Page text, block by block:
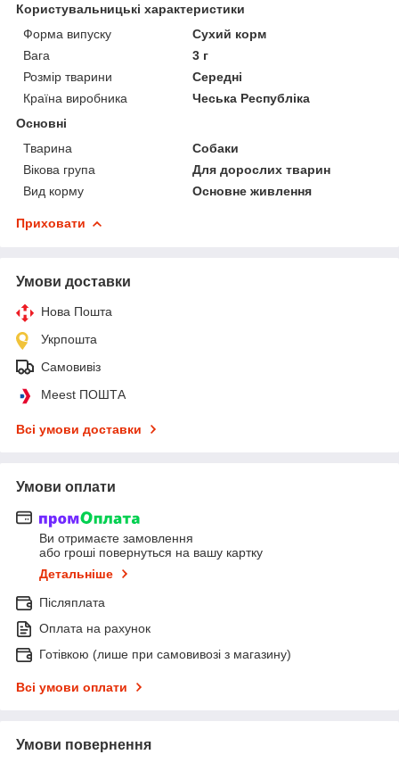
Користувальницькі характеристики
Форма випуску
Сухий корм
Вага
3 г
Розмір тварини
Середні
Країна виробника
Чеська Республіка
Основні
Тварина
Собаки
Вікова група
Для дорослих тварин
Вид корму
Основне живлення
Приховати
Умови доставки
Нова Пошта
Укрпошта
Самовивіз
Meest ПОШТА
Всі умови доставки
Умови оплати
Ви отримаєте замовлення
або гроші повернуться на вашу картку
Детальніше
Післяплата
Оплата на рахунок
Готівкою (лише при самовивозі з магазину)
Всі умови оплати
Умови повернення